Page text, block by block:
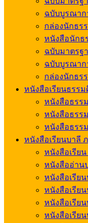
ฉบับบูรณาก
กล่องนักธร
หนังสือนักธ
ฉบับมาตรฐ
ฉบับบูรณาก
กล่องนักธร
หนังสือเรียนธรร
หนังสือธรร
หนังสือธรร
หนังสือธรร
หนังสือเรียนบาลี
หนังสือเรีย
หนังสืออ่าน
หนังสือเรีย
หนังสือเรีย
หนังสือเรีย
หนังสือเรีย